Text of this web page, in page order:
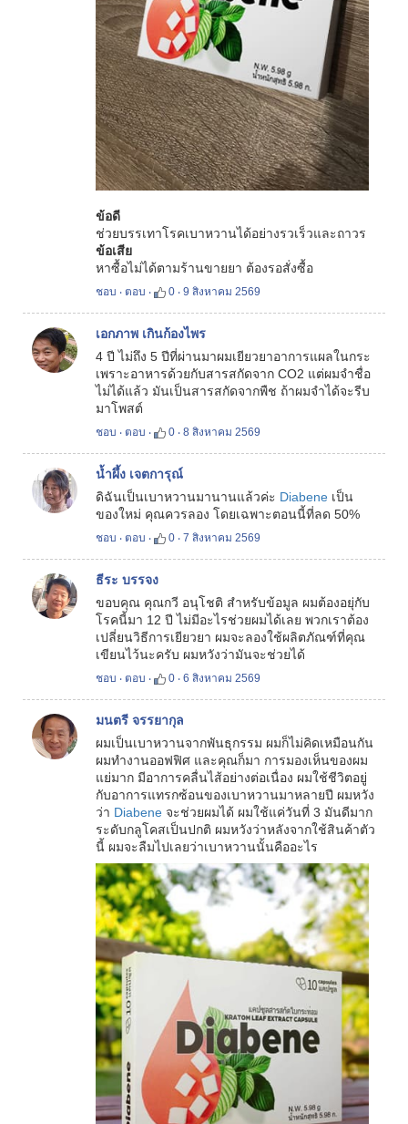
ข้อดี
ช่วยบรรเทาโรคเบาหวานได้อย่างรวเร็วและถาวร
ข้อเสีย
หาซื้อไม่ได้ตามร้านขายยา ต้องรอสั่งซื้อ
ชอบ ‧ ตอบ ‧ 0 ‧9 สิงหาคม 2569
เอกภาพ เกินก้องไพร
4 ปี ไม่ถึง 5 ปีที่ผ่านมาผมเยียวยาอาการแผลในกระ
เพราะอาหารด้วยกับสารสกัดจาก CO2 แต่ผมจำชื่อ
ไม่ได้แล้ว มันเป็นสารสกัดจากพืช ถ้าผมจำได้จะรีบ
มาโพสต์
ชอบ ‧ ตอบ ‧ 0 ‧8 สิงหาคม 2569
น้ำผึ้ง เจตการุณ์
ดิฉันเป็นเบาหวานมานานแล้วค่ะ Diabene เป็น
ของใหม่ คุณควรลอง โดยเฉพาะตอนนี้ที่ลด 50%
ชอบ ‧ ตอบ ‧ 0 ‧7 สิงหาคม 2569
ธีระ บรรจง
ขอบคุณ คุณกวี อนุโชติ สำหรับข้อมูล ผมต้องอยุ่กับ
โรคนี้มา 12 ปี ไม่มีอะไรช่วยผมได้เลย พวกเราต้อง
เปลี่ยนวิธีการเยียวยา ผมจะลองใช้ผลิตภัณฑ์ที่คุณ
เขียนไว้นะครับ ผมหวังว่ามันจะช่วยได้
ชอบ ‧ ตอบ ‧ 0 ‧6 สิงหาคม 2569
มนตรี จรรยากุล
ผมเป็นเบาหวานจากพันธุกรรม ผมก็ไม่คิดเหมือนกัน
ผมทำงานออฟฟิศ และคุณก็มา การมองเห็นของผม
แย่มาก มีอาการคลื่นไส้อย่างต่อเนื่อง ผมใช้ชีวิตอยู่
กับอาการแทรกซ้อนของเบาหวานมาหลายปี ผมหวัง
ว่า Diabene จะช่วยผมได้ ผมใช้แค่วันที่ 3 มันดีมาก
ระดับกลูโคสเป็นปกติ ผมหวังว่าหลังจากใช้สินค้าตัว
นี้ ผมจะลืมไปเลยว่าเบาหวานนั้นคืออะไร